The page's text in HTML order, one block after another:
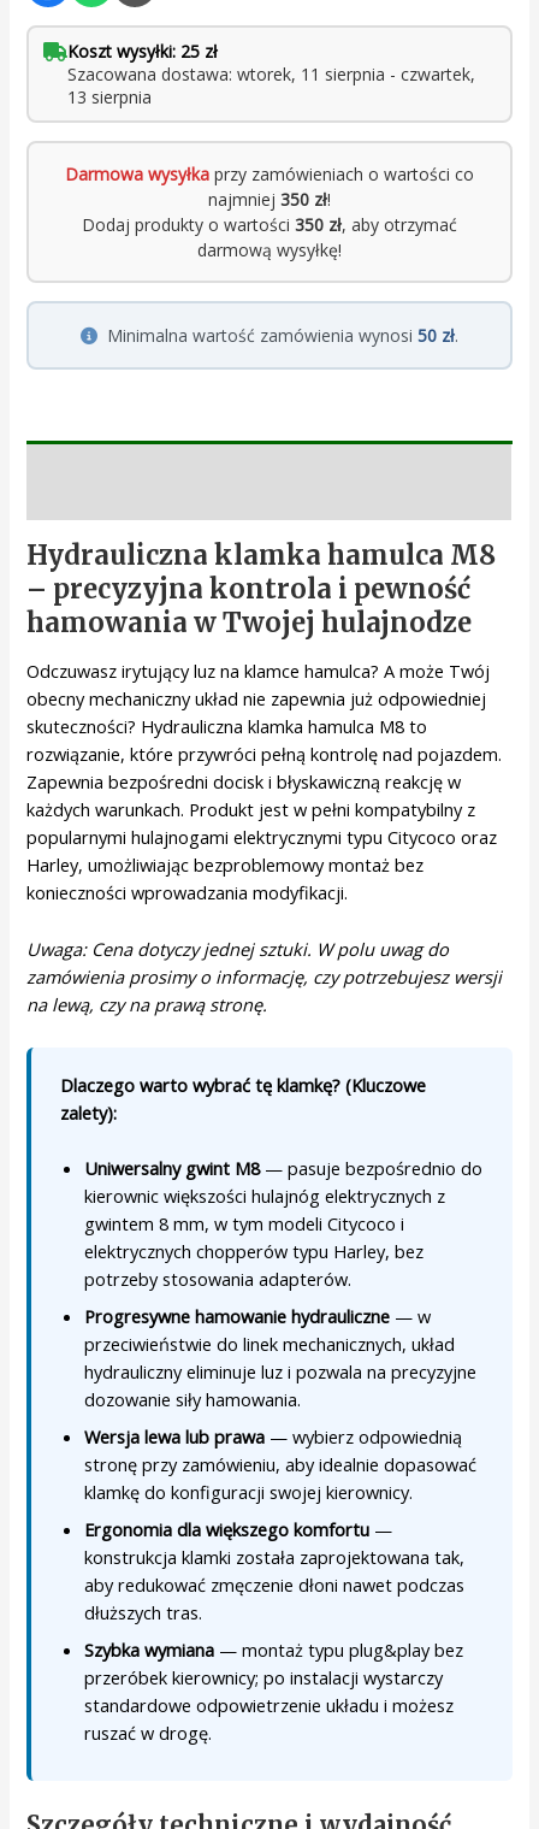
Koszt wysyłki: 25 zł
Szacowana dostawa: wtorek, 11 sierpnia - czwartek,
13 sierpnia
Darmowa wysyłka przy zamówieniach o wartości co
najmniej 350 zł!
Dodaj produkty o wartości 350 zł, aby otrzymać
darmową wysyłkę!
Minimalna wartość zamówienia wynosi 50 zł.
Hydrauliczna klamka hamulca M8
– precyzyjna kontrola i pewność
hamowania w Twojej hulajnodze
Odczuwasz irytujący luz na klamce hamulca? A może Twój
obecny mechaniczny układ nie zapewnia już odpowiedniej
skuteczności? Hydrauliczna klamka hamulca M8 to
rozwiązanie, które przywróci pełną kontrolę nad pojazdem.
Zapewnia bezpośredni docisk i błyskawiczną reakcję w
każdych warunkach. Produkt jest w pełni kompatybilny z
popularnymi hulajnogami elektrycznymi typu Citycoco oraz
Harley, umożliwiając bezproblemowy montaż bez
konieczności wprowadzania modyfikacji.
Uwaga: Cena dotyczy jednej sztuki. W polu uwag do
zamówienia prosimy o informację, czy potrzebujesz wersji
na lewą, czy na prawą stronę.
Dlaczego warto wybrać tę klamkę? (Kluczowe
zalety):
Uniwersalny gwint M8— pasuje bezpośrednio do
kierownic większości hulajnóg elektrycznych z
gwintem 8 mm, w tym modeli Citycoco i
elektrycznych chopperów typu Harley, bez
potrzeby stosowania adapterów.
Progresywne hamowanie hydrauliczne — w
przeciwieństwie do linek mechanicznych, układ
hydrauliczny eliminuje luz i pozwala na precyzyjne
dozowanie siły hamowania.
Wersja lewa lub prawa — wybierz odpowiednią
stronę przy zamówieniu, aby idealnie dopasować
klamkę do konfiguracji swojej kierownicy.
Ergonomia dla większego komfortu —
konstrukcja klamki została zaprojektowana tak,
aby redukować zmęczenie dłoni nawet podczas
dłuższych tras.
Szybka wymiana — montaż typu plug&play bez
przeróbek kierownicy; po instalacji wystarczy
standardowe odpowietrzenie układu i możesz
ruszać w drogę.